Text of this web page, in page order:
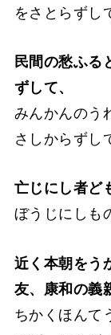
をさとらずし
民間の愁ふる
ずして、
みんかんのう
さしからずし
亡じにし者ど
ぼうじにしも
近く本朝をう
友、康和の義
ちかくほんて